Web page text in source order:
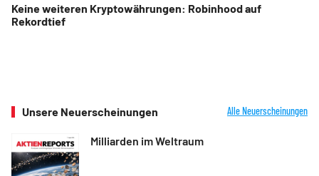
Keine weiteren Kryptowährungen: Robinhood auf
Rekordtief
Unsere Neuerscheinungen Alle Neuerscheinungen
Milliarden im Weltraum